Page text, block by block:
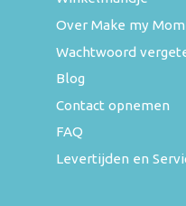
Over Make my
Wachtwoord
Blog
Contact opnemen
FAQ
Levertijden en